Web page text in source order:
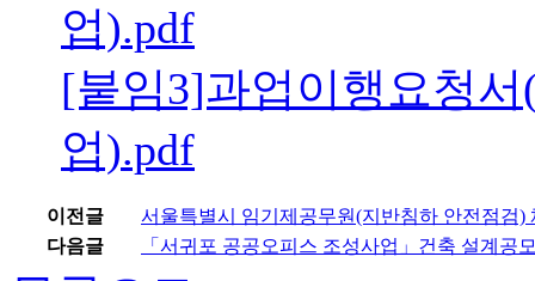
업).pdf
[붙임3]과업이행요청
업).pdf
이전글
서울특별시 임기제공무원(지반침하 안전점검)
다음글
「서귀포 공공오피스 조성사업」건축 설계공